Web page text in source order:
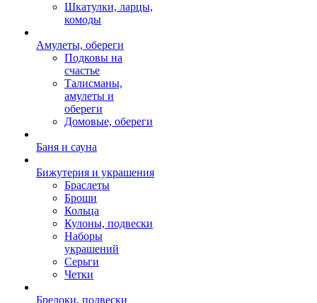
Шкатулки, ларцы,
комоды
Амулеты, обереги
Подковы на
счастье
Талисманы,
амулеты и
обереги
Домовые, обереги
Баня и сауна
Бижутерия и украшения
Браслеты
Броши
Кольца
Кулоны, подвески
Наборы
украшений
Серьги
Четки
Брелоки, подвески